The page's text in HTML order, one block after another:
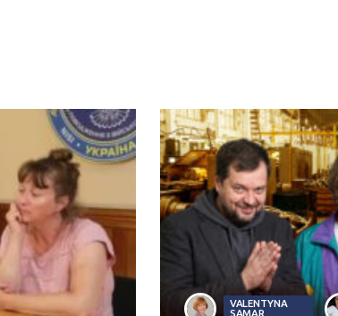
VALENTYNA
SAMAR